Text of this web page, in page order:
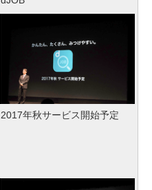
2017年秋サービス開始予定